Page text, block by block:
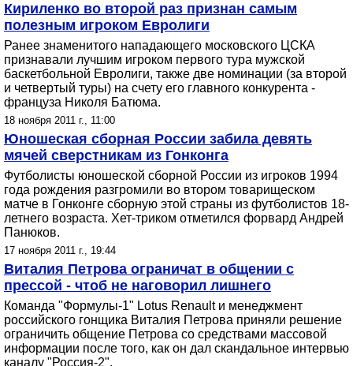
Кириленко во второй раз признан самым
полезным игроком Евролиги
Ранее знаменитого нападающего московского ЦСКА
признавали лучшим игроком первого тура мужской
баскетбольной Евролиги, также две номинации (за второй
и четвертый туры) на счету его главного конкурента -
француза Николя Батюма.
18 ноября 2011 г., 11:00
Юношеская сборная России забила девять
мячей сверстникам из Гонконга
Футболисты юношеской сборной России из игроков 1994
года рождения разгромили во втором товарищеском
матче в Гонконге сборную этой страны из футболистов 18-
летнего возраста. Хет-триком отметился форвард Андрей
Панюков.
17 ноября 2011 г., 19:44
Виталия Петрова ограничат в общении с
прессой - чтоб не наговорил лишнего
Команда "Формулы-1" Lotus Renault и менеджмент
российского гонщика Виталия Петрова приняли решение
ограничить общение Петрова со средствами массовой
информации после того, как он дал скандальное интервью
каналу "Россия-2".